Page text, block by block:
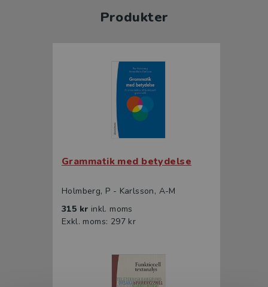
Produkter
Grammatik med betydelse
Holmberg, P - Karlsson, A-M
315 kr inkl. moms
Exkl. moms: 297 kr